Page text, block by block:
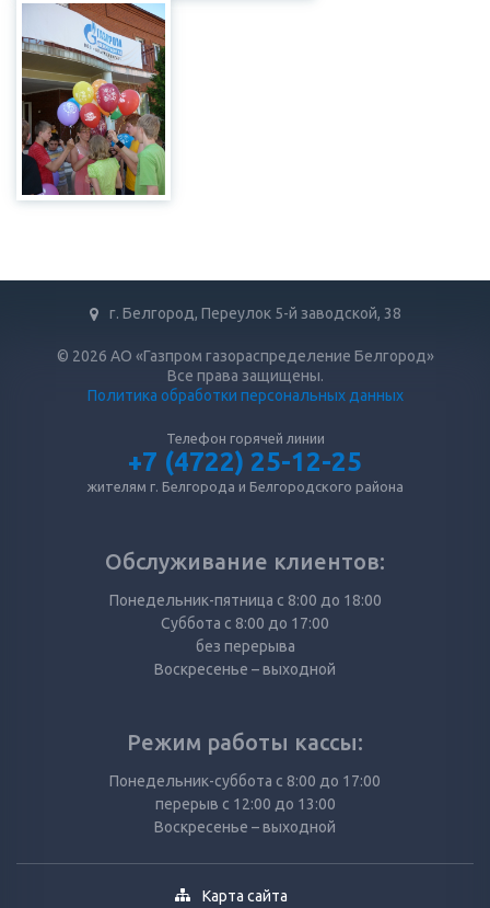
г. Белгород, Переулок 5-й заводской, 38
© 2026 АО «Газпром газораспределение Белгород»
Все права защищены.
Политика обработки персональных данных
Телефон горячей линии
+7 (4722) 25-12-25
жителям г. Белгорода и Белгородского района
Обслуживание клиентов:
Понедельник-пятница с 8:00 до 18:00
Суббота с 8:00 до 17:00
без перерыва
Воскресенье – выходной
Режим работы кассы:
Понедельник-суббота с 8:00 до 17:00
перерыв с 12:00 до 13:00
Воскресенье – выходной
Карта сайта